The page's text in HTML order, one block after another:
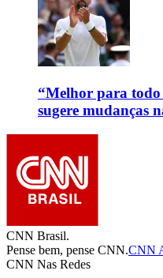
“Melhor para
sugere mudanças
CNN Brasil.
Pense bem, pense CNN.CNN
CNN Nas Redes